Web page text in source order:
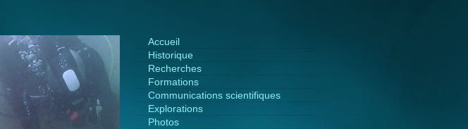
Accueil
Historique
Recherches
Formations
Communications scientifiques
Explorations
Photos